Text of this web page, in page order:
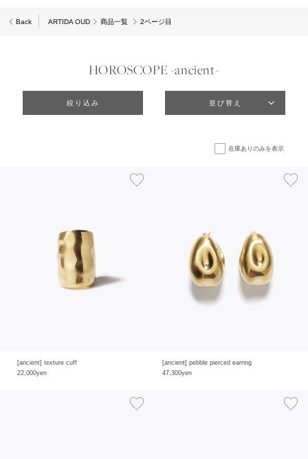
Back ARTIDA OUD 商品一覧 2ページ目
HOROSCOPE -ancient-
絞り込み 並び替え
在庫ありのみを表示
[ancient] texture cuff
22,000yen
[ancient] pebble pierced earring
47,300yen